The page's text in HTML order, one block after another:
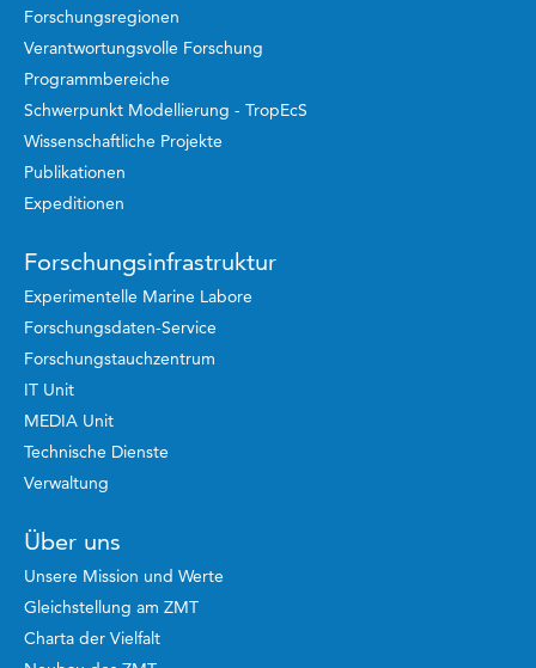
Forschungsregionen
Verantwortungsvolle Forschung
Programmbereiche
Schwerpunkt Modellierung - TropEcS
Wissenschaftliche Projekte
Publikationen
Expeditionen
Forschungsinfrastruktur
Experimentelle Marine Labore
Forschungsdaten-Service
Forschungstauchzentrum
IT Unit
MEDIA Unit
Technische Dienste
Verwaltung
Über uns
Unsere Mission und Werte
Gleichstellung am ZMT
Charta der Vielfalt